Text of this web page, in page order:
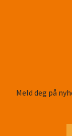
Meld deg på